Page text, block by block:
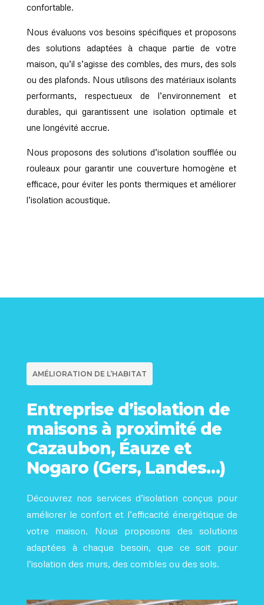
confortable.
Nous évaluons vos besoins spécifiques et proposons
des solutions adaptées à chaque partie de votre
maison, qu’il s’agisse des combles, des murs, des sols
ou des plafonds. Nous utilisons des matériaux isolants
performants, respectueux de l’environnement et
durables, qui garantissent une isolation optimale et
une longévité accrue.
Nous proposons des solutions d’isolation soufflée ou
rouleaux pour garantir une couverture homogène et
efficace, pour éviter les ponts thermiques et améliorer
l’isolation acoustique.
AMÉLIORATION DE L’HABITAT
Entreprise d’isolation de
maisons à proximité de
Cazaubon, Éauze et
Nogaro (Gers, Landes…)
Découvrez nos services d’isolation conçus pour
améliorer le confort et l’efficacité énergétique de
votre maison. Nous proposons des solutions
adaptées à chaque besoin, que ce soit pour
l’isolation des murs, des combles ou des sols.